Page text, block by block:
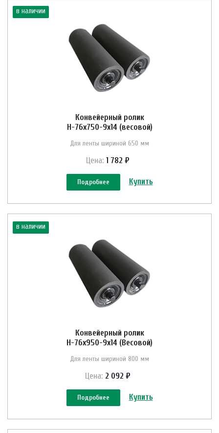
в наличии
Конвейерный ролик
Н-76х750-9х14 (весовой)
Для ленты шириной 650 мм
Цена: 1 782 ₽
Подробнее Купить
в наличии
Конвейерный ролик
Н-76х950-9х14 (Весовой)
Для ленты шириной 800 мм
Цена: 2 092 ₽
Подробнее Купить